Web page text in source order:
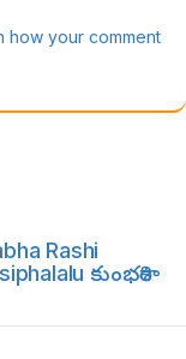
how your comment
Rashi
కుంభరాశి